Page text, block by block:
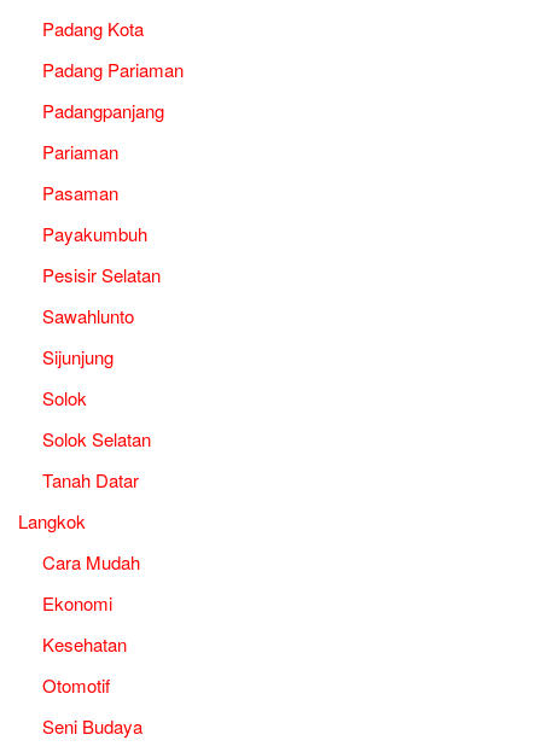
Padang Kota
Padang Pariaman
Padangpanjang
Pariaman
Pasaman
Payakumbuh
Pesisir Selatan
Sawahlunto
Sijunjung
Solok
Solok Selatan
Tanah Datar
Langkok
Cara Mudah
Ekonomi
Kesehatan
Otomotif
Seni Budaya